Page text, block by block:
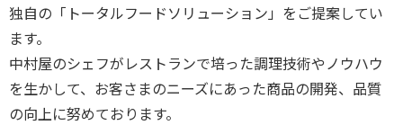
独自の「トータルフードソリューション」をご提案してい
ます。
中村屋のシェフがレストランで培った調理技術やノウハウ
を生かして、お客さまのニーズにあった商品の開発、品質
の向上に努めております。